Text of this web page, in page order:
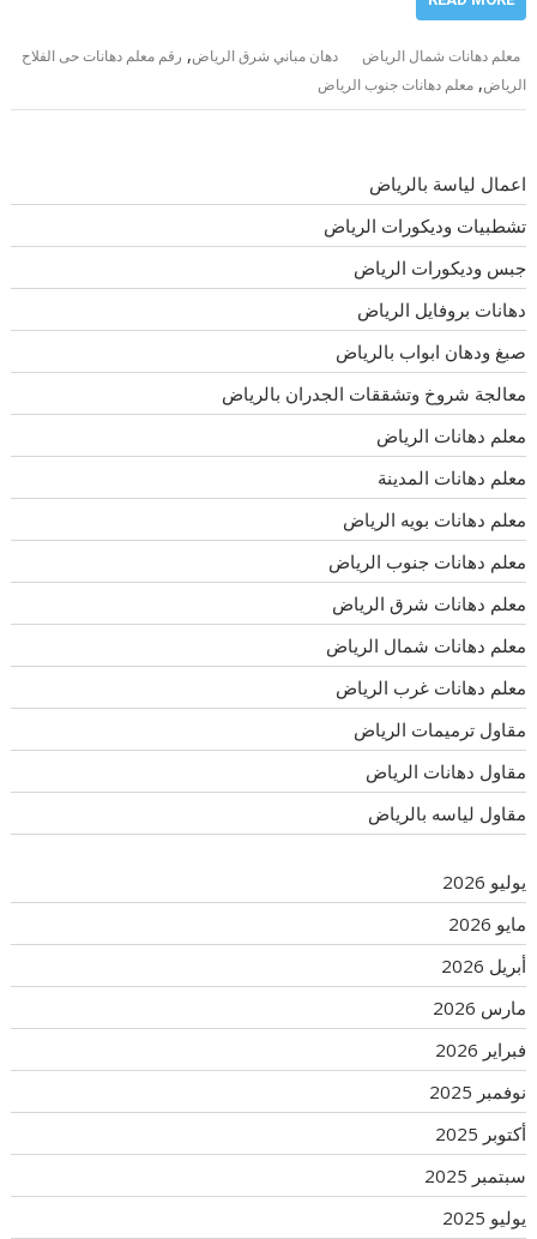
معلم دهانات شمال الرياض دهان مباني شرق الرياض, رقم معلم دهانات حى الفلاح
الرياض,معلم دهانات جنوب الرياض
اعمال لياسة بالرياض
تشطبيات وديكورات الرياض
جبس وديكورات الرياض
دهانات بروفايل الرياض
صبغ ودهان ابواب بالرياض
معالجة شروخ وتشققات الجدران بالرياض
معلم دهانات الرياض
معلم دهانات المدينة
معلم دهانات بويه الرياض
معلم دهانات جنوب الرياض
معلم دهانات شرق الرياض
معلم دهانات شمال الرياض
معلم دهانات غرب الرياض
مقاول ترميمات الرياض
مقاول دهانات الرياض
مقاول لياسه بالرياض
يوليو 2026
مايو 2026
أبريل 2026
مارس 2026
فبراير 2026
نوفمبر 2025
أكتوبر 2025
سبتمبر 2025
يوليو 2025